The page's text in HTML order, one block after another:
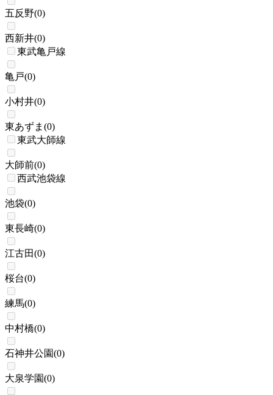
五反野(0)
西新井(0)
東武亀戸線
亀戸(0)
小村井(0)
東あずま (0)
東武大師線
大師前(0)
西武池袋線
池袋(0)
東長崎(0)
江古田(0)
桜台(0)
練馬(0)
中村橋(0)
石神井公園(0)
大泉学園(0)